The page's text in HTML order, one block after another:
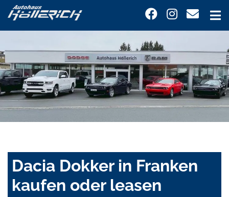
Dacia Dokker in Franken
kaufen oder leasen